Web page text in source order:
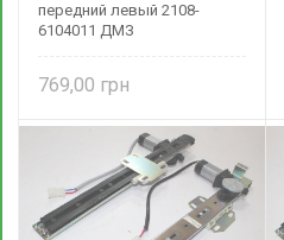
передний левый 2108-
6104011 ДМЗ
769,00